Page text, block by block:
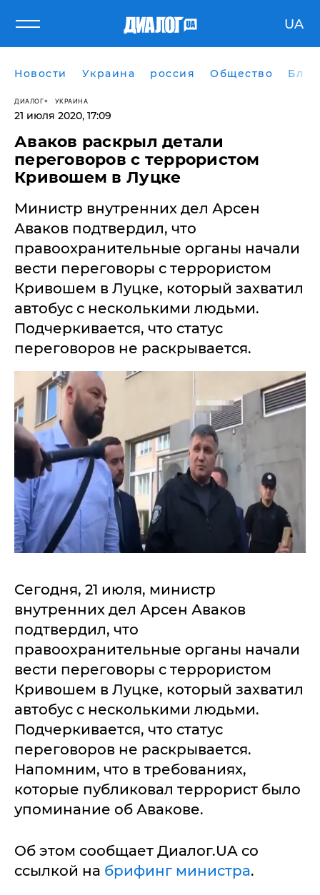
UA
Новости Украина россия Общество
ДИАЛОГ УКРАИНА
21 июля 2020, 17:09
Аваков раскрыл детали
переговоров с террористом
Кривошем в Луцке
Министр внутренних дел Арсен
Аваков подтвердил, что
правоохранительные органы начали
вести переговоры с террористом
Кривошем в Луцке, который захватил
автобус с несколькими людьми.
Подчеркивается, что статус
переговоров не раскрывается.
Сегодня, 21 июля, министр
внутренних дел Арсен Аваков
подтвердил, что
правоохранительные органы начали
вести переговоры с террористом
Кривошем в Луцке, который захватил
автобус с несколькими людьми.
Подчеркивается, что статус
переговоров не раскрывается.
Напомним, что в требованиях,
которые публиковал террорист было
упоминание об Авакове.
Об этом сообщает Диалог.UA со
ссылкой на брифинг министра.